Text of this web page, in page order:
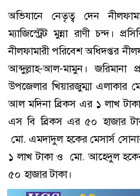
অভিযানে নেতৃত্ব দেন
ম্যাজিস্ট্রেট মুন্না রাণী চন্দ।
নীলফামারী পরিবেশ অধিদপ্তর
আব্দুল্লাহ-আল-মামুন। জরিমানা
উপজেলার খিয়ারজুম্মা এলাকার
আল মদিনা ব্রিকস এর ১ লাখ
এস বি ব্রিকস এর ৫০ হাজার
মো. এমদাদুল হকের মেসার্স
১ লাখ টাকা ও মো. আহেদুল হকের
৫০ হাজার টাকা।